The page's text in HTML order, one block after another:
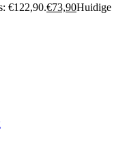
€122,90.€73,90Huidige